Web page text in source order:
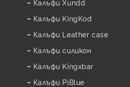
Калъфи Xundd
Калъфи KingKod
Калъфи Leather case
Калъфи силикон
Калъфи Kingxbar
Калъфи PiBlue